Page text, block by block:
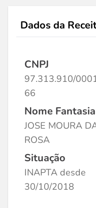
Dados da
CNPJ
97.313.910/
66
Nome Fantasia
JOSE MOURA
ROSA
Situação
INAPTA desde
30/10/2018